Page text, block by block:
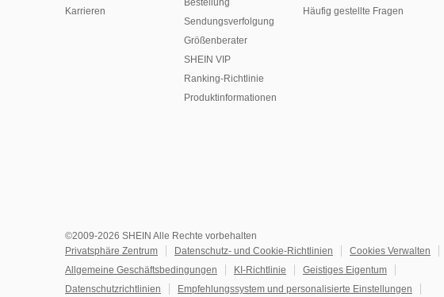
Karrieren
Bestellung
Sendungsverfolgung
Größenberater
SHEIN VIP
Ranking-Richtlinie
​Produktinformationen
Häufig gestellte Fragen
©2009-2026 SHEIN Alle Rechte vorbehalten
Privatsphäre Zentrum
Datenschutz- und Cookie-Richtlinien
Cookies Verwalten
Allgemeine Geschäftsbedingungen
KI-Richtlinie
Geistiges Eigentum
Datenschutzrichtlinien
Empfehlungssystem und personalisierte Einstellungen